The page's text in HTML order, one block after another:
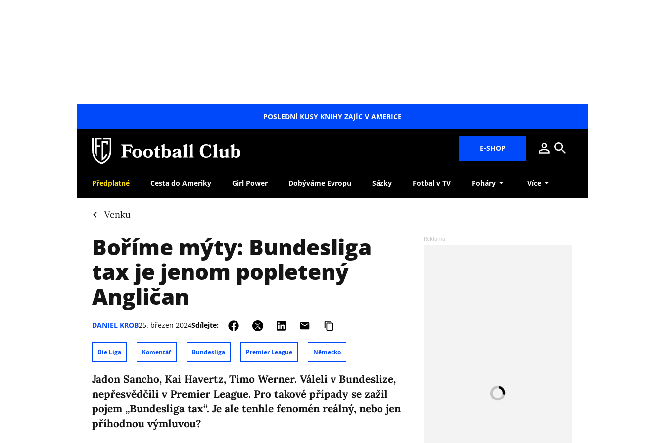
POSLEDNÍ KUSY KNIHY ZAJÍC V AMERICE
E-SHOP
Předplatné Cesta do Ameriky Girl Power Dobýváme Evropu Sázky Fotbal v TV Poháry Více
Venku
Boříme mýty: Bundesliga
tax je jenom popletený
Angličan
DANIEL KROB25. březen 2024Sdílejte:
Die Liga Komentář Bundesliga Premier League Německo
Jadon Sancho, Kai Havertz, Timo Werner. Váleli v Bundeslize,
nepřesvědčili v Premier League. Pro takové případy se zažil
pojem „Bundesliga tax“. Je ale tenhle fenomén reálný, nebo jen
příhodnou výmluvou?